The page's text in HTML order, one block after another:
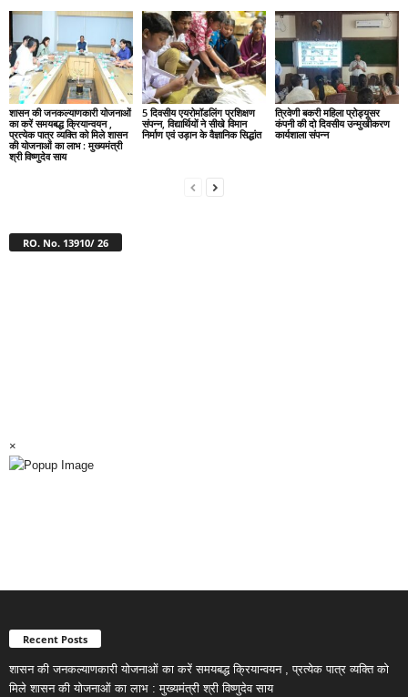
शासन की जनकल्याणकारी योजनाओं
का करें समयबद्ध क्रियान्वयन ,
प्रत्येक पात्र व्यक्ति को मिले शासन
की योजनाओं का लाभ : मुख्यमंत्री
श्री विष्णुदेव साय
5 दिवसीय एयरोमॉडलिंग प्रशिक्षण
संपन्न, विद्यार्थियों ने सीखे विमान
निर्माण एवं उड़ान के वैज्ञानिक सिद्धांत
त्रिवेणी बकरी महिला प्रोड्यूसर
कंपनी की दो दिवसीय उन्मुखीकरण
कार्यशाला संपन्न
RO. No. 13910/ 26
×
Recent Posts
शासन की जनकल्याणकारी योजनाओं का करें समयबद्ध क्रियान्वयन , प्रत्येक पात्र व्यक्ति को
मिले शासन की योजनाओं का लाभ : मुख्यमंत्री श्री विष्णुदेव साय